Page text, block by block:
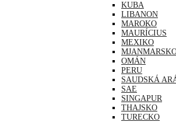
KUBA
LIBANON
MAROKO
MAURÍCIUS
MEXIKO
OMÁN
PERU
SAUDSKÁ
SAE
SINGAPUR
THAJSKO
TURECKO